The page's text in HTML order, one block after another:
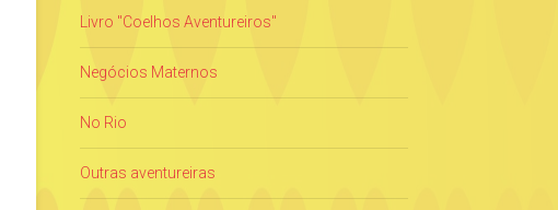
Livro "Coelhos Aventureiros"
Negócios Maternos
No Rio
Outras aventureiras